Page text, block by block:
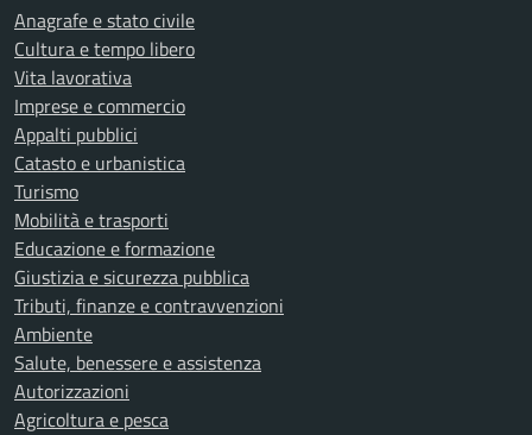
Anagrafe e stato civile
Cultura e tempo libero
Vita lavorativa
Imprese e commercio
Appalti pubblici
Catasto e urbanistica
Turismo
Mobilità e trasporti
Educazione e formazione
Giustizia e sicurezza pubblica
Tributi, finanze e contravvenzioni
Ambiente
Salute, benessere e assistenza
Autorizzazioni
Agricoltura e pesca